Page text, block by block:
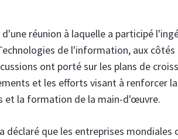
réunion à laquelle a participé
de l'information, aux
ont porté sur les plans de
et les efforts visant à renforcer
et la formation de la main-d'œuvre.
déclaré que les entreprises